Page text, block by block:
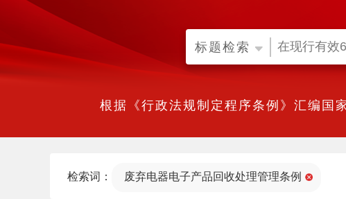
标题检索
根据《行政法规制定程序条例》汇编国
检索词： 废弃电器电子产品回收处理管理条例